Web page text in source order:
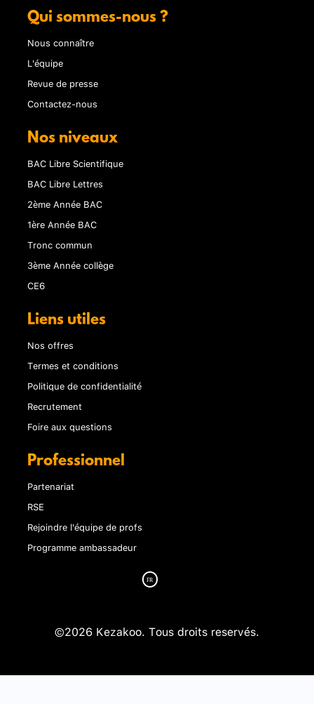
Qui sommes-nous ?
Nous connaître
L'équipe
Revue de presse
Contactez-nous
Nos niveaux
BAC Libre Scientifique
BAC Libre Lettres
2ème Année BAC
1ère Année BAC
Tronc commun
3ème Année collège
CE6
Liens utiles
Nos offres
Termes et conditions
Politique de confidentialité
Recrutement
Foire aux questions
Professionnel
Partenariat
RSE
Rejoindre l'équipe de profs
Programme ambassadeur
©2026 Kezakoo. Tous droits reservés.